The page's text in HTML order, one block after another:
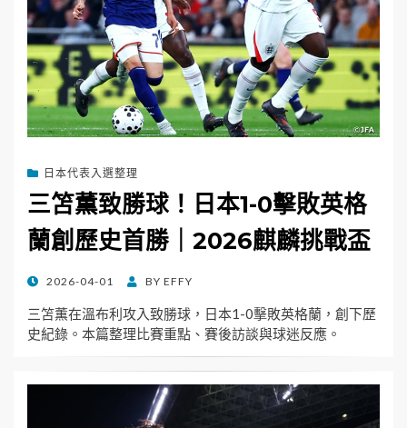
日本代表入選整理
三笘薫致勝球！日本1-0擊敗英格
蘭創歷史首勝｜2026麒麟挑戰盃
POSTED
2026-04-01 BY EFFY
三笘薫在溫布利攻入致勝球，日本1-0擊敗英格蘭，創下歷
史紀錄。本篇整理比賽重點、賽後訪談與球迷反應。